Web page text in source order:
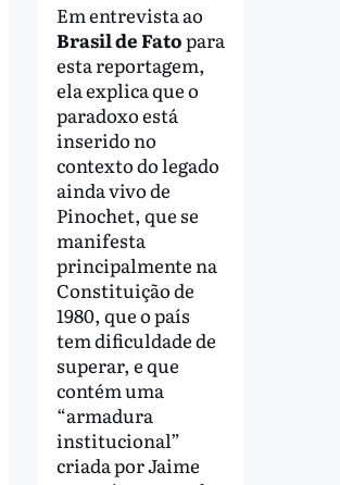
Em entrevista ao
Brasil de Fatopara
esta reportagem,
ela explica que o
paradoxo está
inserido no
contexto do legado
ainda vivo de
Pinochet, que se
manifesta
principalmente na
Constituição de
1980, que o país
tem dificuldade de
superar, e que
contém uma
“armadura
institucional”
criada por Jaime